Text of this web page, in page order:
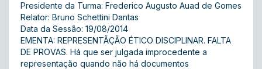
Presidente da Turma: Frederico Augusto Auad de Gomes
Relator: Bruno Schettini Dantas
Data da Sessão: 19/08/2014
EMENTA: REPRESENTÃÇÃO ÉTICO DISCIPLINAR. FALTA
DE PROVAS. Há que ser julgada improcedente a
representação quando não há documentos